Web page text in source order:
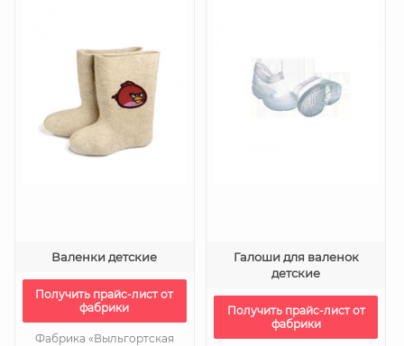
Валенки детские
Получить прайс-лист от
фабрики
Фабрика «Выльгортская
Галоши для валенок
детские
Получить прайс-лист от
фабрики